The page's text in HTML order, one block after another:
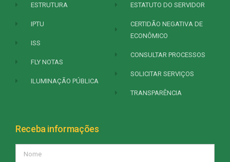
ESTRUTURA
IPTU
ISS
FLY NOTAS
ILUMINAÇÃO PÚBLICA
ESTATUTO DO SERVIDOR
CERTIDÃO NEGATIVA DE
ECONÔMICO
CONSULTAR PROCESSOS
SOLICITAR SERVIÇOS
TRANSPARÊNCIA
Receba informações